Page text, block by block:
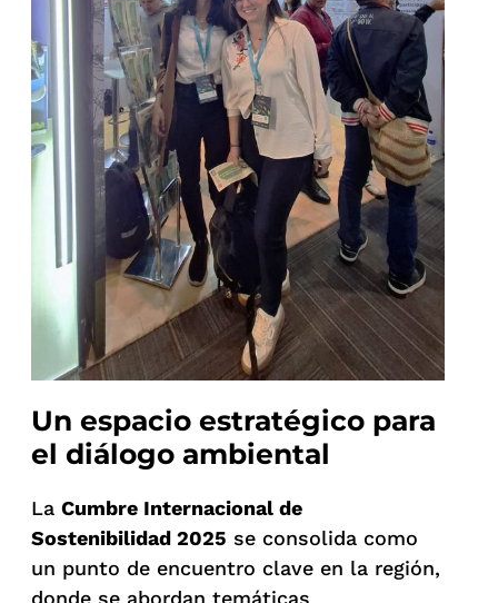
Un espacio estratégico para
el diálogo ambiental
La Cumbre Internacional de
Sostenibilidad 2025 se consolida como
un punto de encuentro clave en la región,
donde se abordan temáticas